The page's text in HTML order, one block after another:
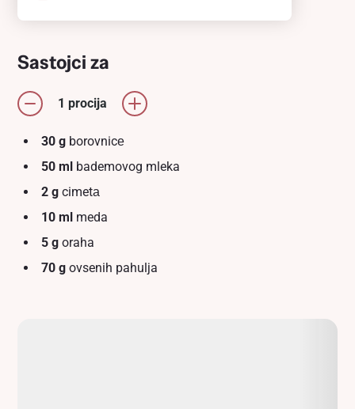
Sastojci za
1 procija
30 g borovnicе
50 ml bademovog mleka
2 g cimetа
10 ml meda
5 g oraha
70 g ovsenih pahulja